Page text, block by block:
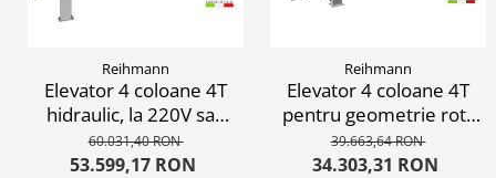
Reihmann
Elevator 4 coloane 4T
hidraulic, la 220V sau
380V
60.031,40 RON
53.599,17 RON
Reihmann
Elevator 4 coloane 4T
pentru geometrie roti,
380V
39.663,64 RON
34.303,31 RON